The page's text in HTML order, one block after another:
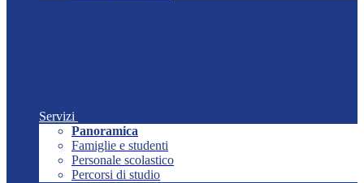
Servizi
Panoramica
Famiglie e studenti
Personale scolastico
Percorsi di studio